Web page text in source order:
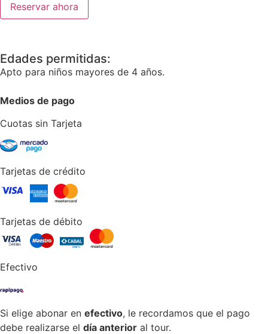
Reservar ahora
Edades permitidas:
Apto para niños mayores de 4 años.
Medios de pago
Cuotas sin Tarjeta
Tarjetas de crédito
Tarjetas de débito
Efectivo
Si elige abonar en efectivo, le recordamos que el pago
debe realizarse el día anterior al tour.